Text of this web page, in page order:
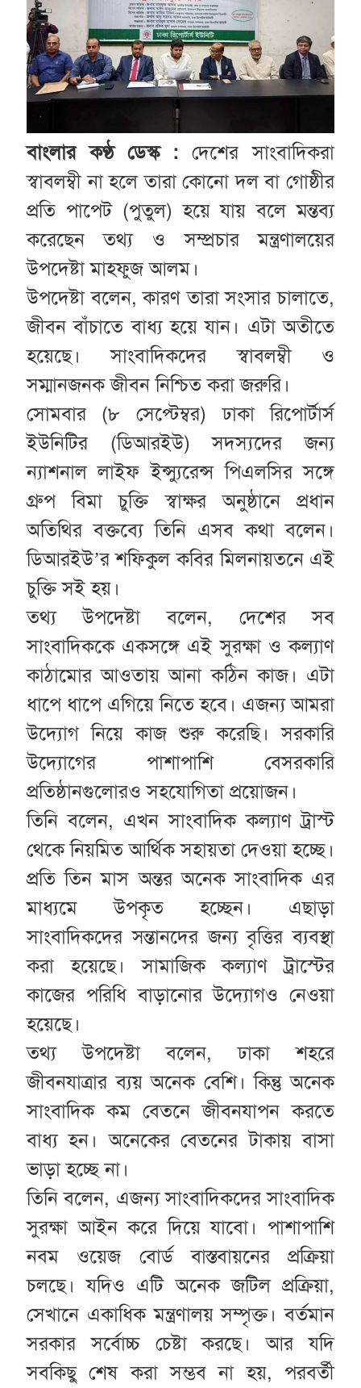
বাংলার কণ্ঠ ডেস্ক : দেশের সাংবাদিকরা
স্বাবলম্বী না হলে তারা কোনো দল বা গোষ্ঠীর
প্রতি পাপেট (পুতুল) হয়ে যায় বলে মন্তব্য
করেছেন তথ্য ও সম্প্রচার মন্ত্রণালয়ের
উপদেষ্টা মাহফুজ আলম।
উপদেষ্টা বলেন, কারণ তারা সংসার চালাতে,
জীবন বাঁচাতে বাধ্য হয়ে যান। এটা অতীতে
হয়েছে। সাংবাদিকদের স্বাবলম্বী ও
সম্মানজনক জীবন নিশ্চিত করা জরুরি।
সোমবার (৮ সেপ্টেম্বর) ঢাকা রিপোর্টার্স
ইউনিটির (ডিআরইউ) সদস্যদের জন্য
ন্যাশনাল লাইফ ইন্স্যুরেন্স পিএলসির সঙ্গে
গ্রুপ বিমা চুক্তি স্বাক্ষর অনুষ্ঠানে প্রধান
অতিথির বক্তব্যে তিনি এসব কথা বলেন।
ডিআরইউ’র শফিকুল কবির মিলনায়তনে এই
চুক্তি সই হয়।
তথ্য উপদেষ্টা বলেন, দেশের সব
সাংবাদিককে একসঙ্গে এই সুরক্ষা ও কল্যাণ
কাঠামোর আওতায় আনা কঠিন কাজ। এটা
ধাপে ধাপে এগিয়ে নিতে হবে। এজন্য আমরা
উদ্যোগ নিয়ে কাজ শুরু করেছি। সরকারি
উদ্যোগের পাশাপাশি বেসরকারি
প্রতিষ্ঠানগুলোরও সহযোগিতা প্রয়োজন।
তিনি বলেন, এখন সাংবাদিক কল্যাণ ট্রাস্ট
থেকে নিয়মিত আর্থিক সহায়তা দেওয়া হচ্ছে।
প্রতি তিন মাস অন্তর অনেক সাংবাদিক এর
মাধ্যমে উপকৃত হচ্ছেন। এছাড়া
সাংবাদিকদের সন্তানদের জন্য বৃত্তির ব্যবস্থা
করা হয়েছে। সামাজিক কল্যাণ ট্রাস্টের
কাজের পরিধি বাড়ানোর উদ্যোগও নেওয়া
হয়েছে।
তথ্য উপদেষ্টা বলেন, ঢাকা শহরে
জীবনযাত্রার ব্যয় অনেক বেশি। কিন্তু অনেক
সাংবাদিক কম বেতনে জীবনযাপন করতে
বাধ্য হন। অনেকের বেতনের টাকায় বাসা
ভাড়া হচ্ছে না।
তিনি বলেন, এজন্য সাংবাদিকদের সাংবাদিক
সুরক্ষা আইন করে দিয়ে যাবো। পাশাপাশি
নবম ওয়েজ বোর্ড বাস্তবায়নের প্রক্রিয়া
চলছে। যদিও এটি অনেক জটিল প্রক্রিয়া,
সেখানে একাধিক মন্ত্রণালয় সম্পৃক্ত। বর্তমান
সরকার সর্বোচ্চ চেষ্টা করছে। আর যদি
সবকিছু শেষ করা সম্ভব না হয়, পরবর্তী